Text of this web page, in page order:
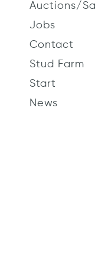
Auctions/
Jobs
Contact
Stud Farm
Start
News